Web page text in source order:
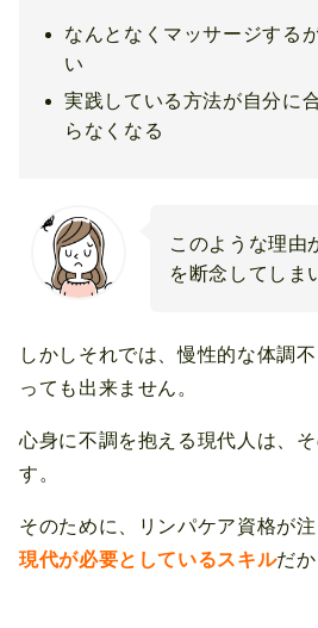
なんとなくマッサージする
い
実践している方法が自分に
らなくなる
このような理由
を断念してしま
しかしそれでは、慢性的な体調
っても出来ません。
心身に不調を抱える現代人は、
す。
そのために、リンパケア資格が注
現代が必要としているスキルだか